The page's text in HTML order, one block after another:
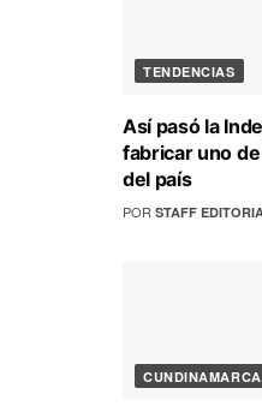
TENDENCIAS
Así pasó la
fabricar uno
del país
POR STAFF
CUNDINAMARCA